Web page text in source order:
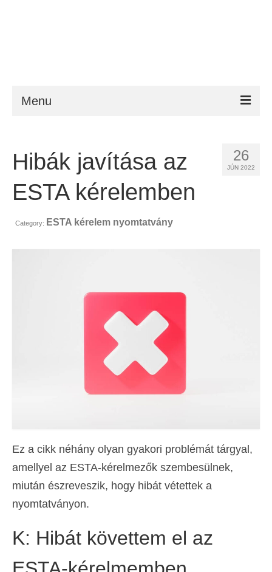
Menu
Követelmény
FAQ
Forma
Horvát )
Eesti(észt
Suomi
Français(Francia)
Deutsch Német
26
JÚN 2022
Hibák javítása az
ESTA kérelemben
Category: ESTA kérelem nyomtatvány
Ez a cikk néhány olyan gyakori problémát tárgyal,
amellyel az ESTA-kérelmezők szembesülnek,
miután észreveszik, hogy hibát vétettek a
nyomtatványon.
K: Hibát követtem el az